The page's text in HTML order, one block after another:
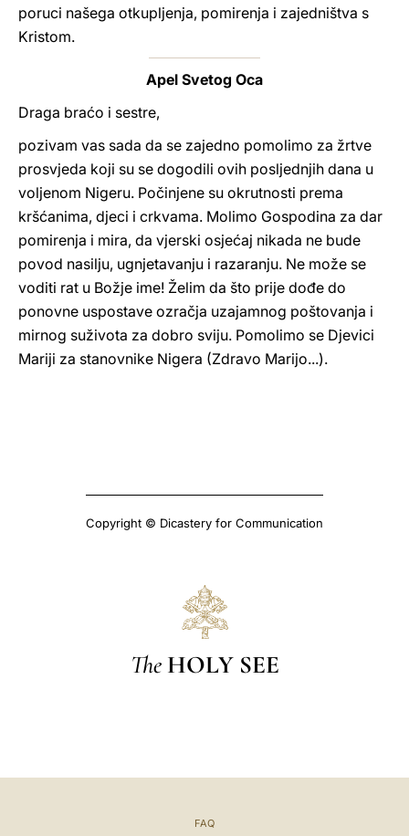
poruci našega otkupljenja, pomirenja i zajedništva s
Kristom.
Apel Svetog Oca
Draga braćo i sestre,
pozivam vas sada da se zajedno pomolimo za žrtve
prosvjeda koji su se dogodili ovih posljednjih dana u
voljenom Nigeru. Počinjene su okrutnosti prema
kršćanima, djeci i crkvama. Molimo Gospodina za dar
pomirenja i mira, da vjerski osjećaj nikada ne bude
povod nasilju, ugnjetavanju i razaranju. Ne može se
voditi rat u Božje ime! Želim da što prije dođe do
ponovne uspostave ozračja uzajamnog poštovanja i
mirnog suživota za dobro sviju. Pomolimo se Djevici
Mariji za stanovnike Nigera (Zdravo Marijo...).
Copyright © Dicastery for Communication
The HOLY SEE
FAQ